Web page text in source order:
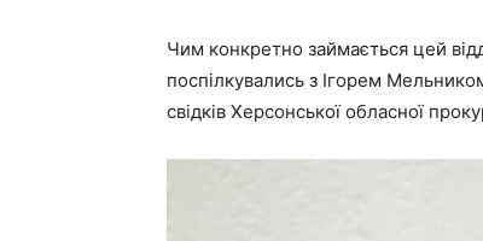
Чим конкретно займається цей
поспілкувались з Ігорем
свідків Херсонської обласної